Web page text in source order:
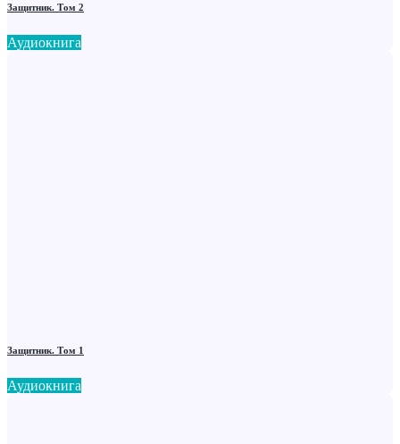
Защитник. Том 2
Аудиокнига
Защитник. Том 1
Аудиокнига